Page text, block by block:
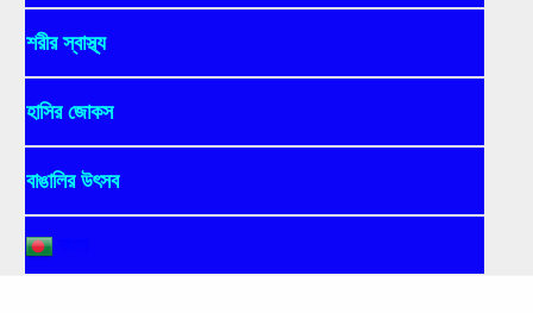
শরীর স্বাস্থ্য
হাসির জোকস
বাঙালির উৎসব